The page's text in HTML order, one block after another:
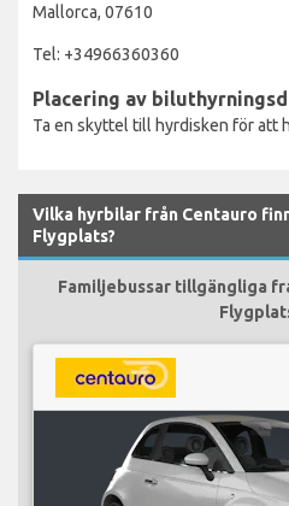
Mallorca, 07610
Tel: +34966360360
Placering av
Ta en skyttel till hyrdisken för att
Vilka hyrbilar från Centauro
Flygplats?
Familjebussar tillgängliga